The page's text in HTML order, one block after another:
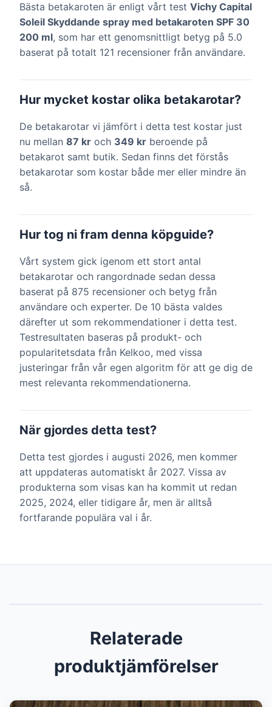
Bästa betakaroten är enligt vårt test Vichy Capital
Soleil Skyddande spray med betakaroten SPF 30
200 ml, som har ett genomsnittligt betyg på 5.0
baserat på totalt 121 recensioner från användare.
Hur mycket kostar olika betakarotar?
De betakarotar vi jämfört i detta test kostar just
nu mellan 87 kr och 349 kr beroende på
betakarot samt butik. Sedan finns det förstås
betakarotar som kostar både mer eller mindre än
så.
Hur tog ni fram denna köpguide?
Vårt system gick igenom ett stort antal
betakarotar och rangordnade sedan dessa
baserat på 875 recensioner och betyg från
användare och experter. De 10 bästa valdes
därefter ut som rekommendationer i detta test.
Testresultaten baseras på produkt- och
popularitetsdata från Kelkoo, med vissa
justeringar från vår egen algoritm för att ge dig de
mest relevanta rekommendationerna.
När gjordes detta test?
Detta test gjordes i augusti 2026, men kommer
att uppdateras automatiskt år 2027. Vissa av
produkterna som visas kan ha kommit ut redan
2025, 2024, eller tidigare år, men är alltså
fortfarande populära val i år.
Relaterade
produktjämförelser